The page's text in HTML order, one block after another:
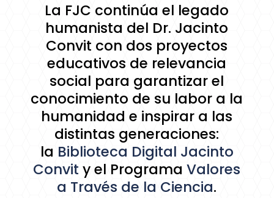
La FJC continúa el legado
humanista del Dr. Jacinto
Convit con dos proyectos
educativos de relevancia
social para garantizar el
conocimiento de su labor a la
humanidad e inspirar a las
distintas generaciones:
la Biblioteca Digital Jacinto
Convit y el Programa Valores
a Través de la Ciencia.